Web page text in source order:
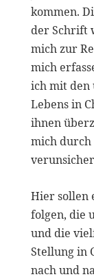
kommen.
der Schrift
mich zur
mich
ich mit den
Lebens in
ihnen
mich durch
Hier sollen
folgen, die
und die
Stellung in
nach und